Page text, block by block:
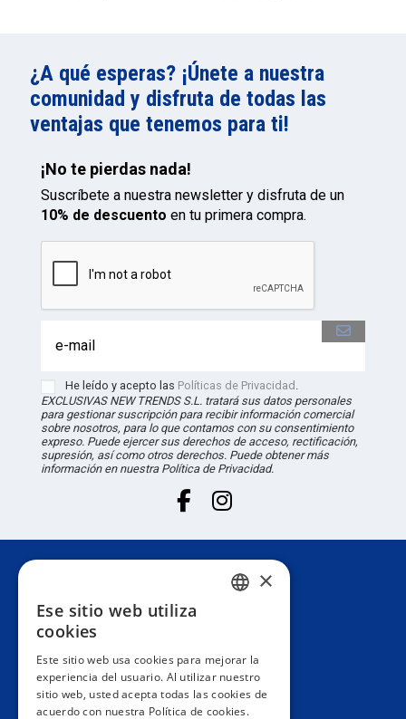
¿A qué esperas? ¡Únete a nuestra
comunidad y disfruta de todas las
ventajas que tenemos para ti!
¡No te pierdas nada!
Suscríbete a nuestra newsletter y disfruta de un
10% de descuento en tu primera compra.
He leído y acepto las Políticas de Privacidad .
EXCLUSIVAS NEW TRENDS S.L. tratará sus datos personales
para gestionar suscripción para recibir información comercial
sobre nosotros, para lo que contamos con su consentimiento
expreso. Puede ejercer sus derechos de acceso, rectificación,
supresión, así como otros derechos. Puede obtener más
información en nuestra Política de Privacidad.
Información
Área privada
ENGLISH
ITALIAN
×
Ese sitio web utiliza
cookies
Este sitio web usa cookies para mejorar la
experiencia del usuario. Al utilizar nuestro
sitio web, usted acepta todas las cookies de
acuerdo con nuestra Política de cookies.